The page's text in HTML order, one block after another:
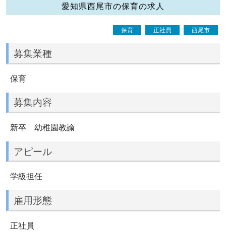
愛知県西尾市の保育の求人
保育 正社員 西尾市
募集業種
保育
募集内容
新卒 幼稚園教諭
アピール
学級担任
雇用形態
正社員